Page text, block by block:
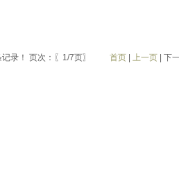
记录！ 页次：〖1/7页〗 首页| 上一页| 下